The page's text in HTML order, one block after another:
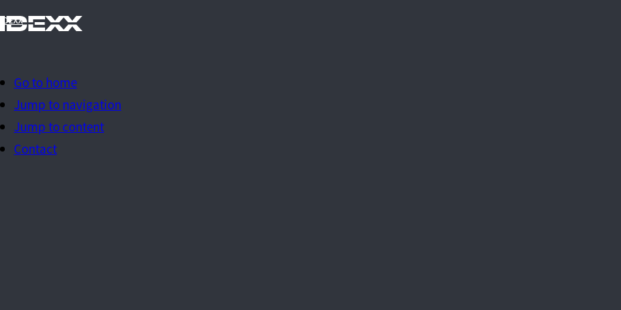
Go to home
Jump to navigation
Jump to content
Contact
IDEXX